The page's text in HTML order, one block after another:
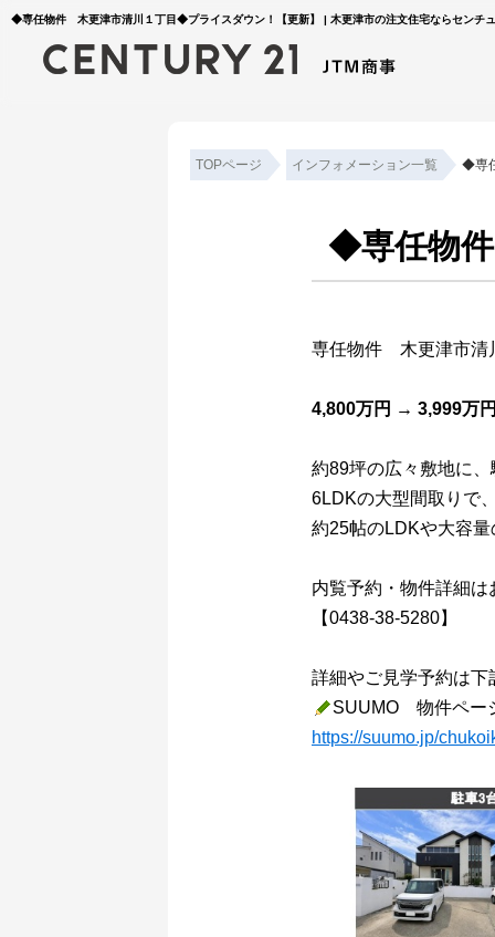
◆専任物件 木更津市清川１丁目◆プライスダウン！【更新】 | 木更津市の注文住宅ならセンチ
TOPページ インフォメーション一覧 ◆専
◆専任物
専任物件 木更津市清
4,800万円 → 3,999万
約89坪の広々敷地に
6LDKの大型間取りで
約25帖のLDKや大容
内覧予約・物件詳細
【0438-38-5280】
詳細やご見学予約は下
SUUMO 物件ペー
https://suumo.jp/